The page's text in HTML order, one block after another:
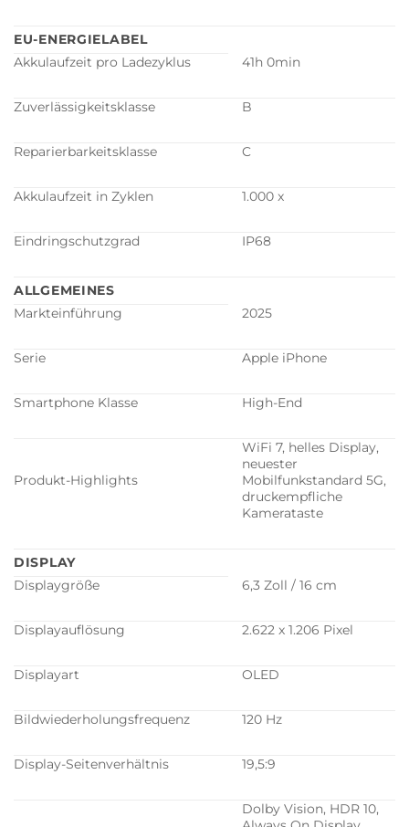
EU-ENERGIELABEL
Akkulaufzeit pro Ladezyklus
41h 0min
Zuverlässigkeitsklasse B
Reparierbarkeitsklasse C
Akkulaufzeit in Zyklen 1.000 x
Eindringschutzgrad IP68
ALLGEMEINES
Markteinführung
2025
Serie Apple iPhone
Smartphone Klasse High-End
Produkt-Highlights
WiFi 7, helles Display,
neuester
Mobilfunkstandard 5G,
druckempfliche
Kamerataste
DISPLAY
Displaygröße
6,3 Zoll / 16 cm
Displayauflösung 2.622 x 1.206 Pixel
Displayart OLED
Bildwiederholungsfrequenz 120 Hz
Display-Seitenverhältnis 19,5:9
Dolby Vision, HDR 10,